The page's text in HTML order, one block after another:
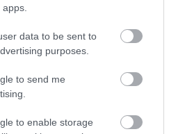
data to be sent to
purposes.
to send me
to enable storage
ΓΙΑ ΤΟΝ
Η φέρουσα
ικανότητα στο επίκεντρο
08/2026